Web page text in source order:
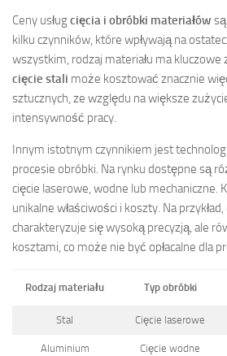
Ceny usługcięcia i obróbki materiałów
kilku czynników, które wpływają na
wszystkim, rodzaj materiału ma kluczowe
cięcie stali może kosztować znacznie
sztucznych, ze względu na większe
intensywność pracy.
Innym istotnym czynnikiem jest
procesie obróbki. Na rynku dostępne są
cięcie laserowe, wodne lub mechaniczne.
unikalne właściwości i koszty. Na
charakteryzuje się wysoką precyzją, ale
kosztami, co może nie być opłacalne dla
Rodzaj materiału Typ obróbki
Stal Cięcie laserowe
Aluminium Cięcie wodne